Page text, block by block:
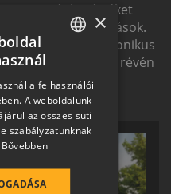
esztétikai értéket
alkotó megoldások.
a harmonikus
rendszerelemek révén
HUNGARIAN
SLOVAK
GERMAN
ROMANIAN
×
a felhasználói
A weboldalunk
az összes süti
szabályzatunknak
Bővebben